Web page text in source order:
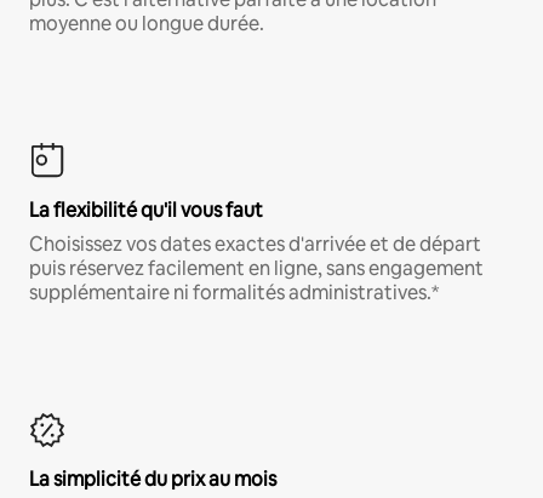
moyenne ou longue durée.
La flexibilité qu'il vous faut
Choisissez vos dates exactes d'arrivée et de départ
puis réservez facilement en ligne, sans engagement
supplémentaire ni formalités administratives.*
La simplicité du prix au mois